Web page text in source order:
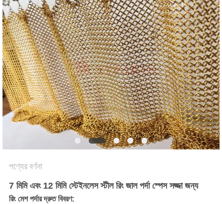
সাইট
ম্যাপ
PRIVACY
POLICY
পণ্যের বর্ণনা
7 মিমি এবং 12 মিমি স্টেইনলেস স্টীল রিং জাল পর্দা স্পেস সজ্জা জন্য
রিং মেশ পর্দার দ্রুত বিবরণ: